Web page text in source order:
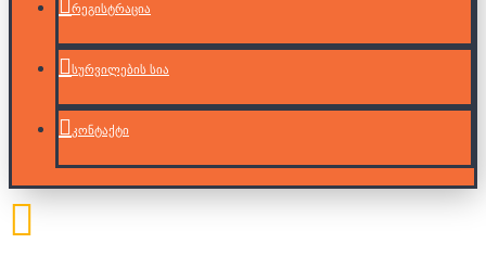
რეგისტრაცია
სურვილების სია
კონტაქტი